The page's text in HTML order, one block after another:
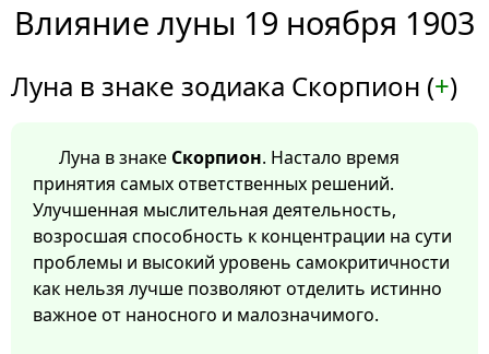
Влияние луны 19 ноября 1903
Луна в знаке зодиака Скорпион (+)
Луна в знаке Скорпион. Настало время
принятия самых ответственных решений.
Улучшенная мыслительная деятельность,
возросшая способность к концентрации на сути
проблемы и высокий уровень самокритичности
как нельзя лучше позволяют отделить истинно
важное от наносного и малозначимого.